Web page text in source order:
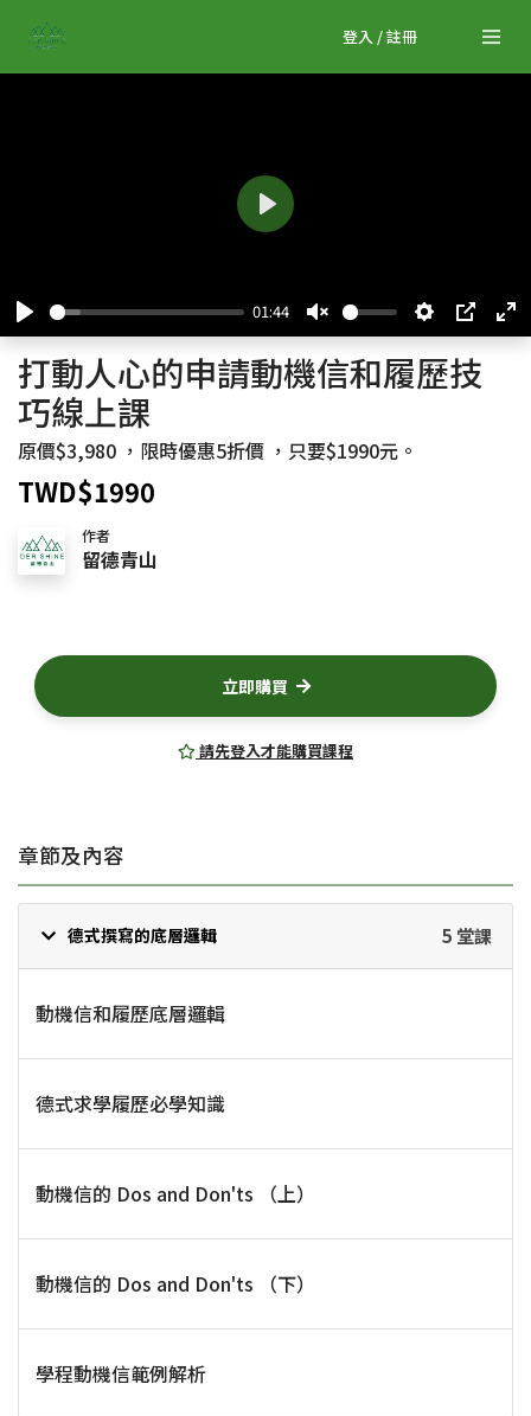
登入 / 註冊
P
l
a
y
01:44
U
n
m
t
S
e
t
P
I
P
E
P
y
打動人心的申請動機信和履歷技
巧線上課
原價$3,980 ，限時優惠5折價 ，只要$1990元。
TWD$1990
作者
留德青山
立即購買
請先登入才能購買課程
章節及內容
德式撰寫的底層邏輯 5 堂課
動機信和履歷底層邏輯
德式求學履歷必學知識
動機信的 Dos and Don'ts （上）
動機信的 Dos and Don'ts （下）
學程動機信範例解析